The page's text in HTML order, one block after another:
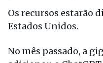
Os recursos estarão
Estados Unidos.
No mês passado, a